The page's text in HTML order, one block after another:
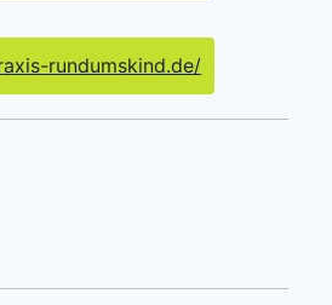
rundumskind.de/